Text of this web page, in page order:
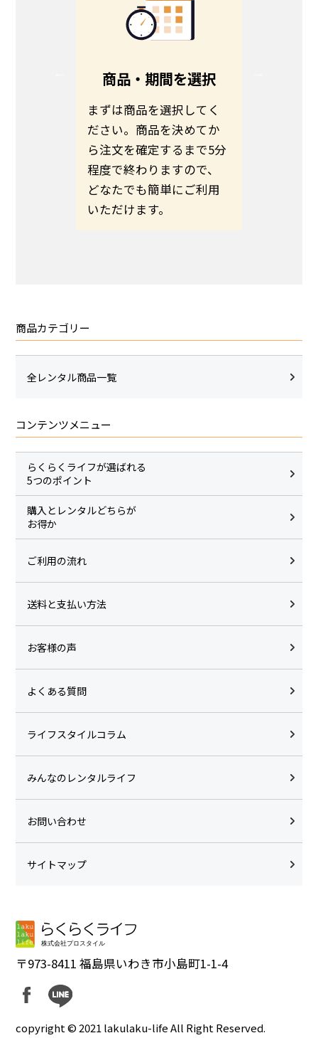
商品・期間を選択
まずは商品を選択してく
ださい。商品を決めてか
ら注文を確定するまで5分
程度で終わりますので、
どなたでも簡単にご利用
いただけます。
商品カテゴリー
全レンタル商品一覧
コンテンツメニュー
らくらくライフが選ばれる
5つのポイント
購入とレンタルどちらが
お得か
ご利用の流れ
送料と支払い方法
お客様の声
よくある質問
ライフスタイルコラム
みんなのレンタルライフ
お問い合わせ
サイトマップ
〒973-8411 福島県いわき市小島町1-1-4
copyright © 2021 lakulaku-life All Right Reserved.